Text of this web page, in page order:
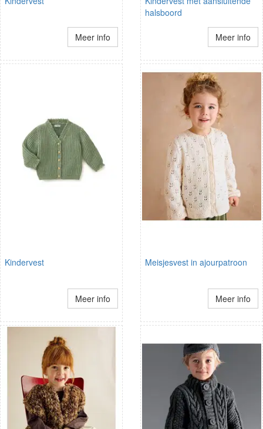
Meer info
halsboord
Meer info
Kindervest
Meer info
Meisjesvest in ajourpatroon
Meer info